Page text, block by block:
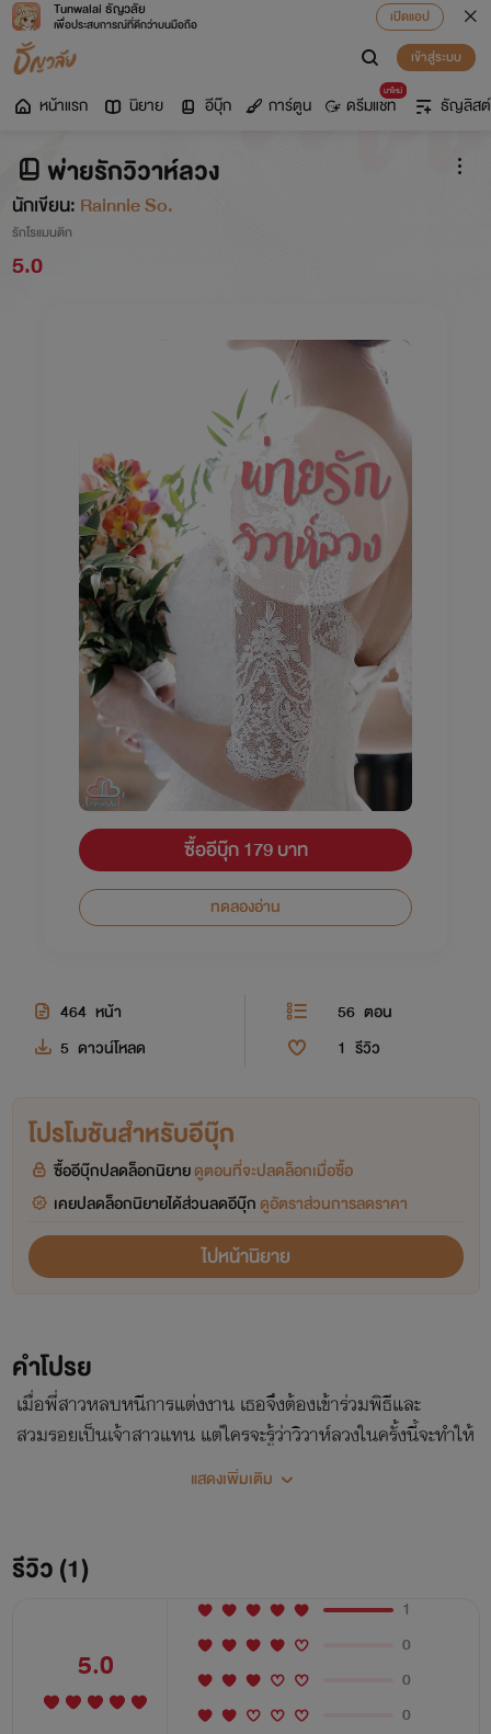
Tunwalai ธัญวลัย
เพื่อประสบการณ์ที่ดีกว่าบนมือถือ
เปิดแอป
เข้าสู่ระบบ
หน้าแรก นิยาย อีบุ๊ก การ์ตูน
มาใหม่
ดรีมแชท ธัญลิสต์
พ่ายรักวิวาห์ลวง
นักเขียน: Rainnie So.
รักโรแมนติก
5.0
ซื้ออีบุ๊ก 179 บาท
ทดลองอ่าน
464 หน้า 56 ตอน
5 ดาวน์โหลด 1 รีวิว
โปรโมชันสำหรับอีบุ๊ก
ซื้ออีบุ๊กปลดล็อกนิยายดูตอนที่จะปลดล็อกเมื่อซื้อ
เคยปลดล็อกนิยายได้ส่วนลดอีบุ๊ก ดูอัตราส่วนการลดราคา
ไปหน้านิยาย
คำโปรย
เมื่อพี่สาวหลบหนีการแต่งงาน เธอจึงต้องเข้าร่วมพิธีและ
สวมรอยเป็นเจ้าสาวแทน แต่ใครจะรู้ว่าวิวาห์ลวงในครั้งนี้จะทำให้
เกิดเรื่อง เมื่อเขาคิดว่าเธอคือต้นเหตุ จึงปล่อยให้ความโกรธแค้น
แสดงเพิ่มเติม
รีวิว (1)
5.0
1
0
0
0